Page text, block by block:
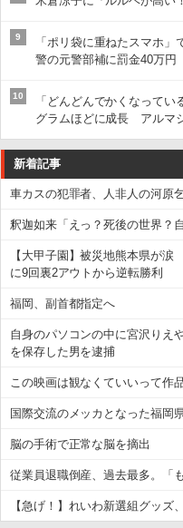
9
「ポリ袋に重ねたスマホ
警の元警部補に罰金40万円
10
「どんどんでかくなって
グラムほどに成長 アルマ
新着記事
車カスの犯罪者、人非人の河原
釈迦如来「えっ？死後の世界？
【大甲子園】被災地熊本県が
に9回裏2アウトから逆転勝利
福岡、副首都指定へ
自身のパソコンの中に宮沢りえ
を保存した男を逮捕
この映画は観なくていいって作
国際交流のメッカとなった福岡
脳の手術で正常な脳を摘出
従業員退職倒産、過去最多。「
【急げ！】れいわ新選組グッズ